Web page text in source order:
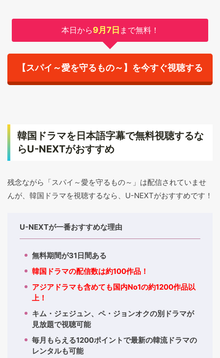
本日から9月7日 まで無料！
【スパイ～愛を守るもの～】を今すぐ視聴する
韓国ドラマを日本語字幕で無料視聴するな
らU-NEXTがおすすめ
残念ながら「スパイ～愛を守るもの～」は配信されていませ
んが、韓国ドラマを視聴するなら、U-NEXTがおすすめです！
U-NEXTが一番おすすめな理由
無料期間が31日間ある
韓国ドラマの配信数は約100作品！
アジアドラマも含めても国内No1の約1200作品以
上！
キム・ジェジュン、ペ・ジョンオクの別ドラマが
見放題で視聴可能
毎月もらえる1200ポイントで最新の韓流ドラマの
レンタルも可能